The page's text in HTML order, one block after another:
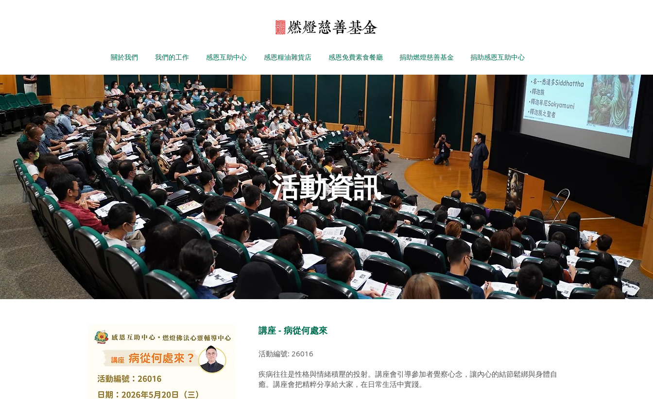
關於我們 我們的工作 感恩互助中心 感恩糧油雜貨店 感恩免費素食餐廳 捐助燃燈慈善基金 捐助感恩互助中心
活動資訊
講座 - 病從何處來
活動編號: 26016
疾病往往是性格與情緒積壓的投射。講座會引導參加者覺察心念，讓內心的結節鬆綁與身體自
癒。講座會把精粹分享給大家，在日常生活中實踐。